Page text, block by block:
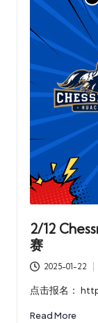
2/12
赛
2025-01-22
点击报名：
Read More